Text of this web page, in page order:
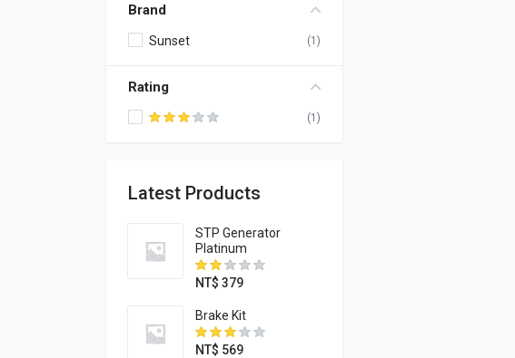
Brand
Sunset (1)
Rating
(1)
Latest Products
STP Generator
Platinum
NT$ 379
Brake Kit
NT$ 569